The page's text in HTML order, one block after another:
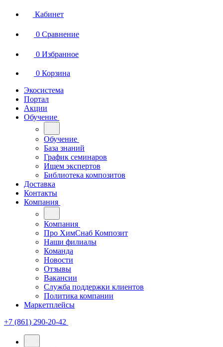
Кабинет
0 Сравнение
0 Избранное
0 Корзина
Экосистема
Портал
Акции
Обучение
Обучение
База знаний
График семинаров
Ищем экспертов
Библиотека композитов
Доставка
Контакты
Компания
Компания
Про ХимСнаб Композит
Наши филиалы
Команда
Новости
Отзывы
Вакансии
Служба поддержки клиентов
Политика компании
Маркетплейсы
+7 (861) 290-20-42